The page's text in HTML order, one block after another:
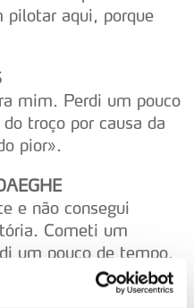
pilotar aqui, porque
mim. Perdi um pouco
troço por causa da
pior».
e não consegui
Cometi um
um pouco de tempo.
a cerca de seis